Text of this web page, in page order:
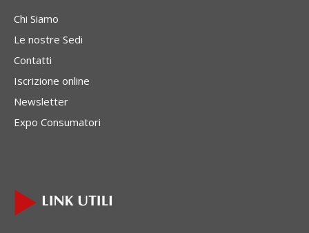
Chi Siamo
Le nostre Sedi
Contatti
Iscrizione online
Newsletter
Expo Consumatori